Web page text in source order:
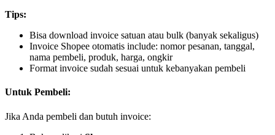
Tips:
Bisa download invoice satuan atau bulk (banyak sekaligus)
Invoice Shopee otomatis include: nomor pesanan, tanggal,
nama pembeli, produk, harga, ongkir
Format invoice sudah sesuai untuk kebanyakan pembeli
Untuk Pembeli:
Jika Anda pembeli dan butuh invoice: